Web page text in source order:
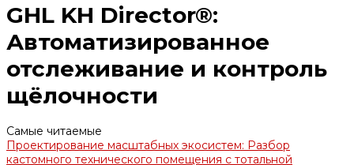
GHL KH Director®:
Автоматизированное
отслеживание и контроль
щёлочности
Самые читаемые
Проектирование масштабных экосистем: Разбор
кастомного технического помещения с тотальной